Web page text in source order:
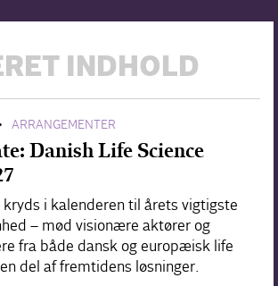
INDHOLD
ARRANGEMENTER
Danish Life Science
i kalenderen til årets vigtigste
– mød visionære aktører og
fra både dansk og europæisk life
del af fremtidens løsninger.